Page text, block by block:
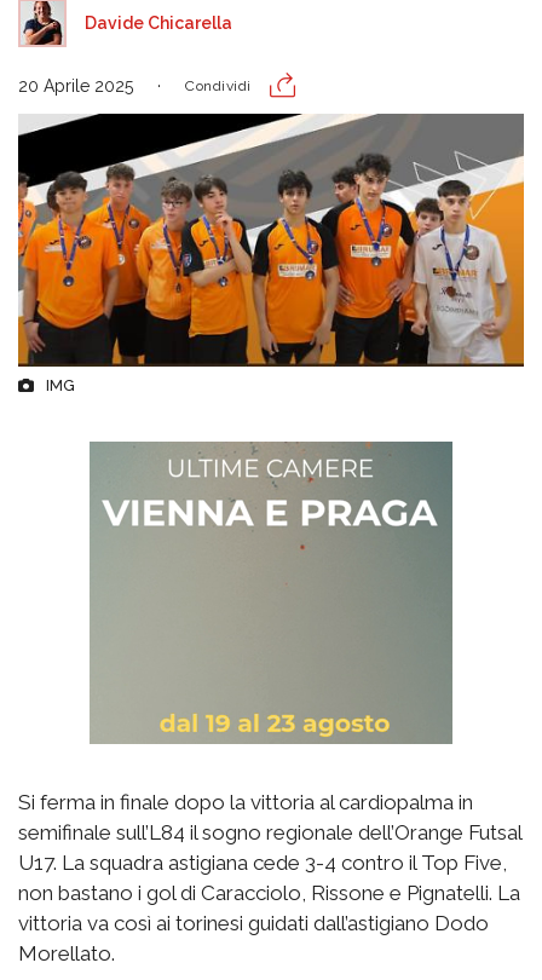
Davide Chicarella
20 Aprile 2025 Condividi
IMG
Si ferma in finale dopo la vittoria al cardiopalma in
semifinale sull’L84 il sogno regionale dell’Orange Futsal
U17. La squadra astigiana cede 3-4 contro il Top Five,
non bastano i gol di Caracciolo, Rissone e Pignatelli. La
vittoria va così ai torinesi guidati dall’astigiano Dodo
Morellato.